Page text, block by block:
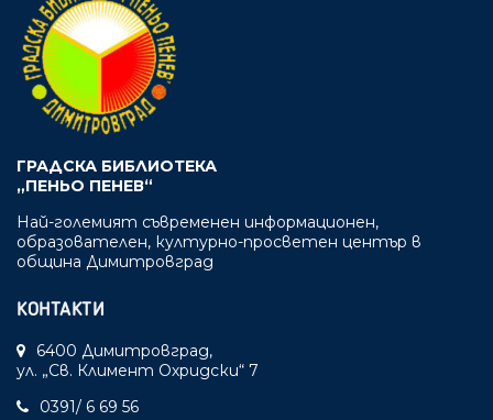
ГРАДСКА БИБЛИОТЕКА
„ПЕНЬО ПЕНЕВ“
Най-големият съвременен информационен,
образователен, културно-просветен център в
община Димитровград
КОНТАКТИ
6400 Димитровград,
ул. „Св. Климент Охридски“ 7
0391/ 6 69 56